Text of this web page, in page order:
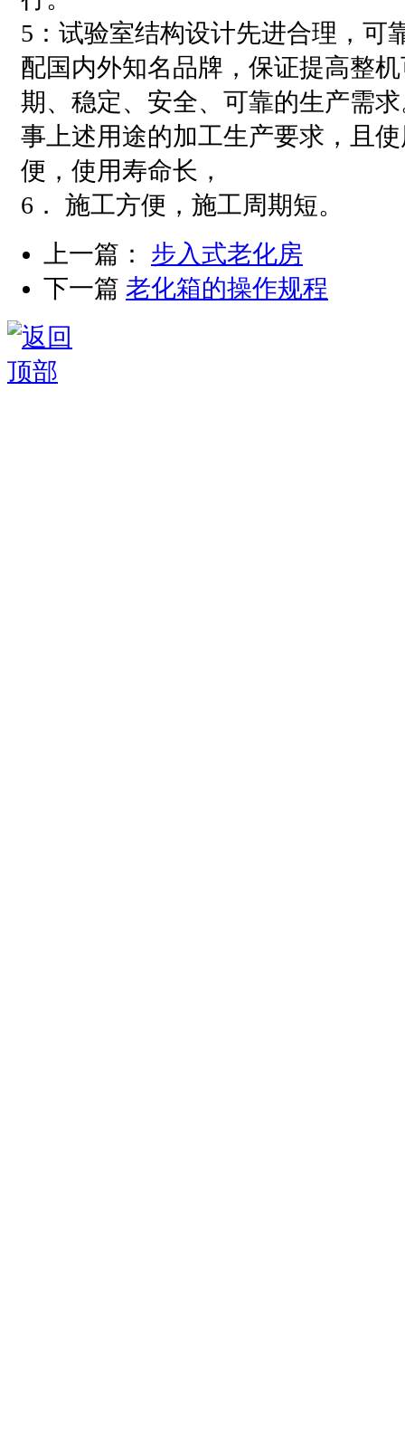
5：试验室结构设计先进合理，可
配国内外知名品牌，保证提高整
期、稳定、安全、可靠的生产需
事上述用途的加工生产要求，且
便，使用寿命长，
6． 施工方便，施工周期短。
上一篇： 步入式老化房
下一篇 老化箱的操作规程